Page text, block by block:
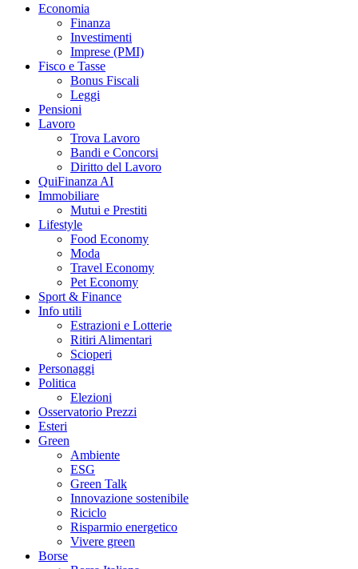
Economia
Finanza
Investimenti
Imprese (PMI)
Fisco e Tasse
Bonus Fiscali
Leggi
Pensioni
Lavoro
Trova Lavoro
Bandi e Concorsi
Diritto del Lavoro
QuiFinanza AI
Immobiliare
Mutui e Prestiti
Lifestyle
Food Economy
Moda
Travel Economy
Pet Economy
Sport & Finance
Info utili
Estrazioni e Lotterie
Ritiri Alimentari
Scioperi
Personaggi
Politica
Elezioni
Osservatorio Prezzi
Esteri
Green
Ambiente
ESG
Green Talk
Innovazione sostenibile
Riciclo
Risparmio energetico
Vivere green
Borse